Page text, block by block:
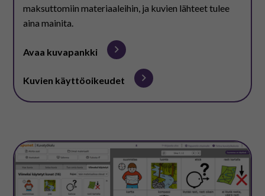
maksuttomiin materiaaleihin, ja kuvien lähteet tulee
aina mainita.
Avaa kuvapankki
Kuvien käyttöoikeudet